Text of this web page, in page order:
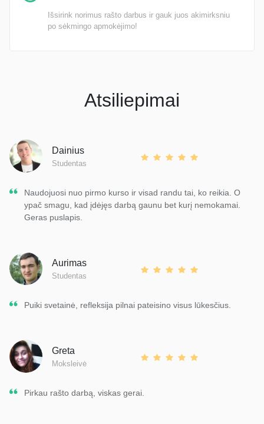
Išsirink norimus rašto darbus ir gauk juos akimirksniu
po sėkmingo apmokėjimo!
Atsiliepimai
Dainius
Studentas
Naudojuosi nuo pirmo kurso ir visad randu tai, ko reikia. O
ypač smagu, kad įdėjęs darbą gaunu bet kurį nemokamai.
Geras puslapis.
Aurimas
Studentas
Puiki svetainė, refleksija pilnai pateisino visus lūkesčius.
Greta
Moksleivė
Pirkau rašto darbą, viskas gerai.